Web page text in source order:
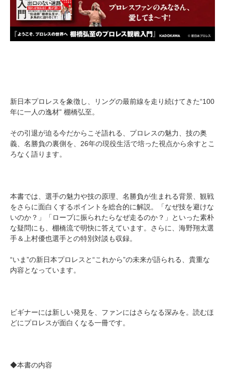
新日本プロレスを象徴し、リングの最前線を走り続けてきた“100
年に一人の逸材” 棚橋弘至。
その引退が迫る今だからこそ語れる、プロレスの魅力、技の奥
義、名勝負の裏側を、26年の現役生活で培った視点から余すとこ
ろなく語ります。
本書では、選手の魅力や技の原理、名勝負が生まれる背景、観戦
をさらに面白くするポイントを総合的に解説。「なぜ技を避けな
いのか？」「ロープに振られたらなぜ走るのか？」といった素朴
な疑問にも、棚橋流で明快に答えています。さらに、海野翔太選
手＆上村優也選手との特別対談も収録。
“いま”の新日本プロレスと“これから”の未来が語られる、貴重な
内容となっています。
ビギナーには新しい発見を、ファンにはさらなる深みを。読むほ
どにプロレスが面白くなる一冊です。
◆本書の内容